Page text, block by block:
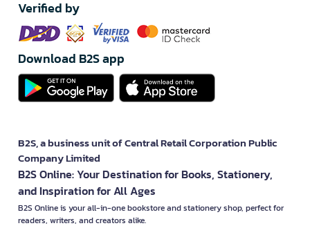
Verified by
Download B2S app
B2S, a business unit of Central Retail Corporation Public
Company Limited
B2S Online: Your Destination for Books, Stationery,
and Inspiration for All Ages
B2S Online is your all-in-one bookstore and stationery shop, perfect for
readers, writers, and creators alike.